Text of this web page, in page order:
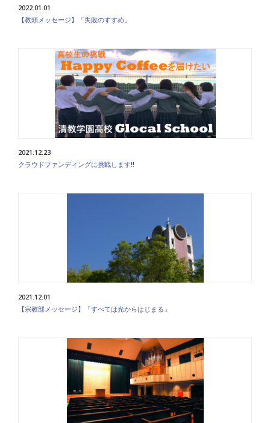
2022.01.01
【教頭メッセージ】「失敗のすすめ」
2021.12.23
クラウドファンディングに挑戦します!!
2021.12.01
【宗教部メッセージ】「すべては光からはじまる」